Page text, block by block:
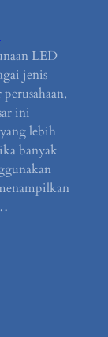
LED
jenis
ini
lebih
banyak